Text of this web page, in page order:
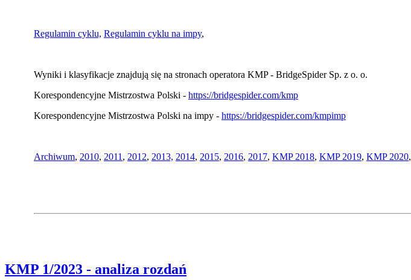
Regulamin cyklu, Regulamin cyklu na impy,
Wyniki i klasyfikacje znajdują się na stronach operatora KMP - BridgeSpider Sp. z o. o.
Korespondencyjne Mistrzostwa Polski - https://bridgespider.com/kmp
Korespondencyjne Mistrzostwa Polski na impy - https://bridgespider.com/kmpimp
Archiwum, 2010, 2011 , 2012, 2013, 2014, 2015, 2016, 2017, KMP 2018, KMP 2019, KMP 2020,
KMP 1/2023 - analiza rozdań